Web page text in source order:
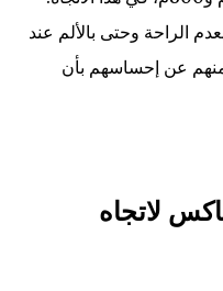
الراحة وحتى بالألم عند
منهم عن إحساسهم بأن
لاتجاه